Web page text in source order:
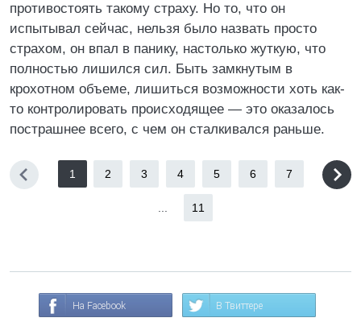
противостоять такому страху. Но то, что он
испытывал сейчас, нельзя было назвать просто
страхом, он впал в панику, настолько жуткую, что
полностью лишился сил. Быть замкнутым в
крохотном объеме, лишиться возможности хоть как-
то контролировать происходящее — это оказалось
пострашнее всего, с чем он сталкивался раньше.
1 2 3 4 5 6 7
11
На Facebook В Твиттере